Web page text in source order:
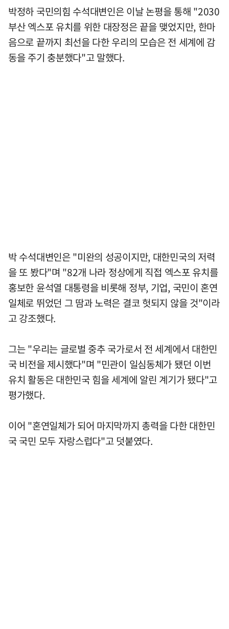
박정하 국민의힘 수석대변인은 이날 논평을 통해 "2030
부산 엑스포 유치를 위한 대장정은 끝을 맺었지만, 한마
음으로 끝까지 최선을 다한 우리의 모습은 전 세계에 감
동을 주기 충분했다"고 말했다.
박 수석대변인은 "미완의 성공이지만, 대한민국의 저력
을 또 봤다"며 "82개 나라 정상에게 직접 엑스포 유치를
홍보한 윤석열 대통령을 비롯해 정부, 기업, 국민이 혼연
일체로 뛰었던 그 땀과 노력은 결코 헛되지 않을 것"이라
고 강조했다.
그는 "우리는 글로벌 중추 국가로서 전 세계에서 대한민
국 비전을 제시했다"며 "민관이 일심동체가 됐던 이번
유치 활동은 대한민국 힘을 세계에 알린 계기가 됐다"고
평가했다.
이어 "혼연일체가 되어 마지막까지 총력을 다한 대한민
국 국민 모두 자랑스럽다"고 덧붙였다.